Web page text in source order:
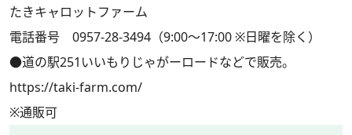
たきキャロットファーム
電話番号 0957-28-3494（9:00～17:00 ※日曜を除く）
●道の駅251いいもりじゃがーロードなどで販売。
https://taki-farm.com/
※通販可